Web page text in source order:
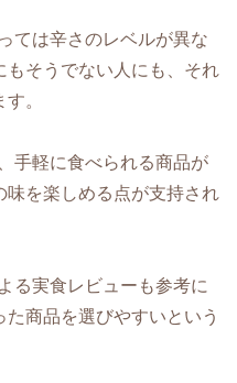
ては辛さのレベルが異な
もそうでない人にも、それ
。
手軽に食べられる商品が
味を楽しめる点が支持され
る実食レビューも参考に
商品を選びやすいという